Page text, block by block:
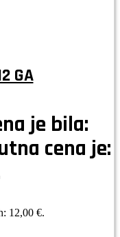
GA
je bila:
cena je:
12,00 €.